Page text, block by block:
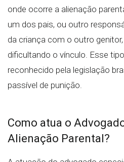
onde ocorre a alienação
um dos pais, ou outro
da criança com o outro
dificultando o vínculo. Esse
reconhecido pela legislação
passível de punição.
Como atua o
Alienação Parental?